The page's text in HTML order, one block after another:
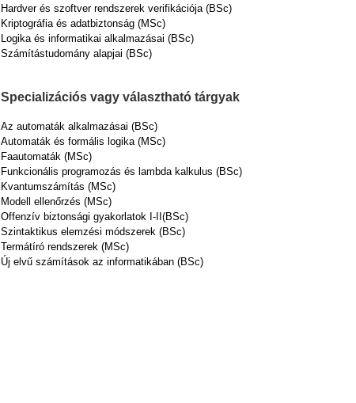
Hardver és szoftver rendszerek verifikációja (BSc)
Kriptográfia és adatbiztonság (MSc)
Logika és informatikai alkalmazásai (BSc)
Számítástudomány alapjai (BSc)
Specializációs vagy választható tárgyak
Az automaták alkalmazásai (BSc)
Automaták és formális logika (MSc)
Faautomaták (MSc)
Funkcionális programozás és lambda kalkulus (BSc)
Kvantumszámítás (MSc)
Modell ellenőrzés (MSc)
Offenzív biztonsági gyakorlatok I-II(BSc)
Szintaktikus elemzési módszerek (BSc)
Termátíró rendszerek (MSc)
Új elvű számítások az informatikában (BSc)